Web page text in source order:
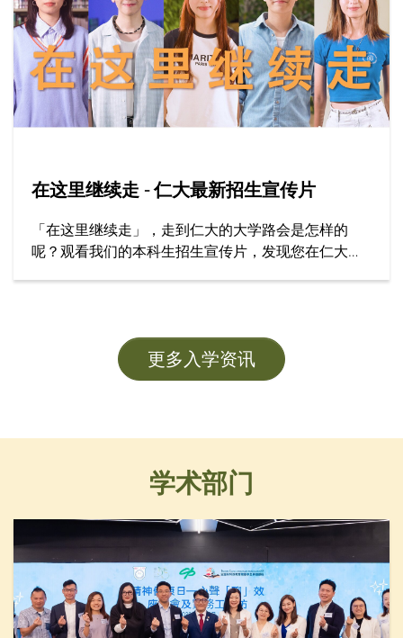
在这里继续走 - 仁大最新招生宣传片
「在这里继续走」，走到仁大的大学路会是怎样的
呢？观看我们的本科生招生宣传片，发现您在仁大学
更多入学资讯
学术部门